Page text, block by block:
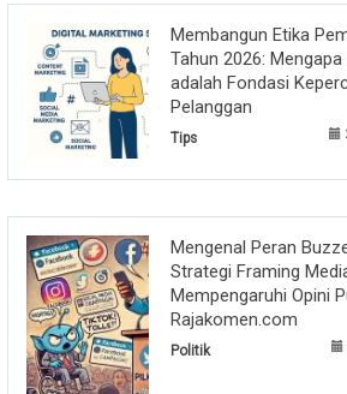
Membangun Etika
Tahun 2026:
adalah Fondasi
Pelanggan
Tips
Mengenal Peran
Strategi Framing
Mempengaruhi Opini
Rajakomen.com
Politik